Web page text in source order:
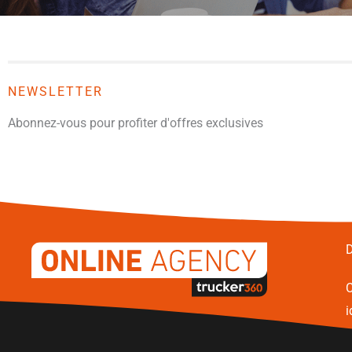
NEWSLETTER
Abonnez-vous pour profiter d'offres exclusives